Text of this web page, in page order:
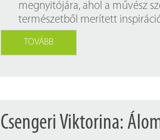
megnyitójára, ahol a művész
természetből merített
TOVÁBB
Csengeri Viktorina: